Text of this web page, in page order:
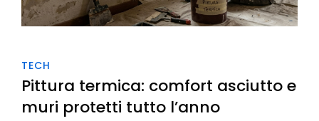
TECH
Pittura termica: comfort asciutto e
muri protetti tutto l’anno